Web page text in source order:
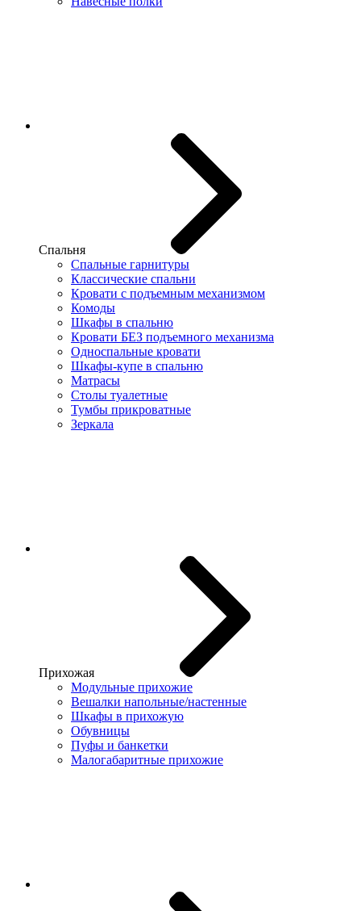
Спальня
Спальные гарнитуры
Классические спальни
Кровати с подъемным механизмом
Комоды
Шкафы в спальню
Кровати БЕЗ подъемного механизма
Односпальные кровати
Шкафы-купе в спальню
Матрасы
Столы туалетные
Тумбы прикроватные
Зеркала
Прихожая
Модульные прихожие
Вешалки напольные/настенные
Шкафы в прихожую
Обувницы
Пуфы и банкетки
Малогабаритные прихожие